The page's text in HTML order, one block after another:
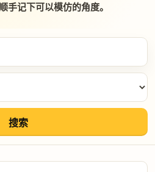
手记下可以模仿的角度。
搜索